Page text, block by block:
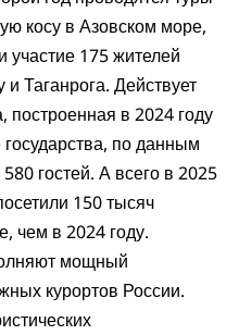
косу в Азовском море,
175 жителей
Таганрога. Действует
построенная в 2024 году
по данным
гостей. А всего в 2025
150 тысяч
чем в 2024 году.
мощный
курортов России.